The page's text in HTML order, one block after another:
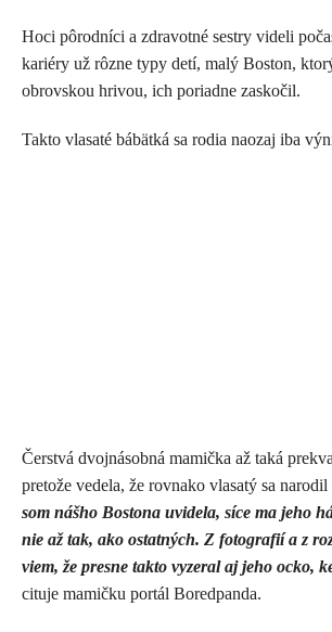
Hoci pôrodníci a zdravotné sestry videli
kariéry už rôzne typy detí, malý Boston,
obrovskou hrivou, ich poriadne zaskočil.
Takto vlasaté bábätká sa rodia naozaj iba
Čerstvá dvojnásobná mamička až taká
pretože vedela, že rovnako vlasatý sa narodil
som nášho Bostona uvidela, síce ma jeho
nie až tak, ako ostatných. Z fotografií a z
viem, že presne takto vyzeral aj jeho ocko,
cituje mamičku portál Boredpanda.